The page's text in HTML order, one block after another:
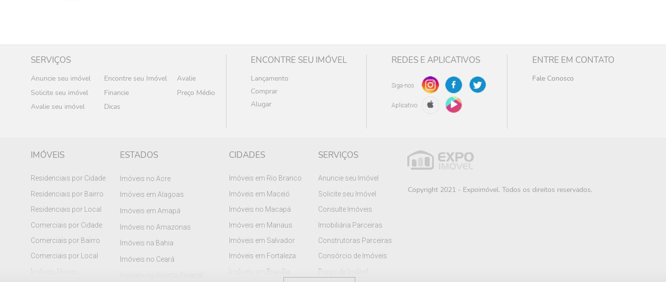
SERVIÇOS
Anuncie seu imóvel Encontre seu Imóvel
Avalie
Solicite seu imóvel
Financie
Preço Médio
Avalie seu imóvel
Dicas
ENCONTRE SEU IMÓVEL
Lançamento
Comprar
Alugar
REDES E APLICATIVOS
Siga-nos
Aplicativo
ENTRE EM CONTATO
Fale Conosco
IMÓVEIS
Residenciais por Cidade
Residenciais por Bairro
Residenciais por Local
Comerciais por Cidade
Comerciais por Bairro
Comerciais por Local
Imóveis Novos
ESTADOS
Imóveis no Acre
Imóveis em Alagoas
Imóveis em Amapá
Imóveis no Amazonas
Imóveis na Bahia
Imóveis no Ceará
CIDADES
Imóveis em Rio Branco
Imóveis em Maceió
Imóveis no Macapá
Imóveis em Manaus
Imóveis em Salvador
Imóveis em Fortaleza
Imóveis em Brasília
SERVIÇOS
Anuncie seu Imóvel
Solicite seu Imóvel
Consulte Imóveis
Imobiliária Parceiras
Construtoras Parceiras
Consórcio de Imóveis
Preço de Imóvel
Copyright 2021 - Expoimóvel. Todos os direitos reservados.